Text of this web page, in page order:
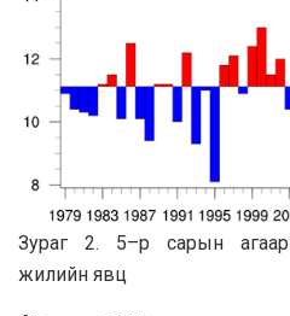
Зураг 2. 5–р сарын
жилийн явц